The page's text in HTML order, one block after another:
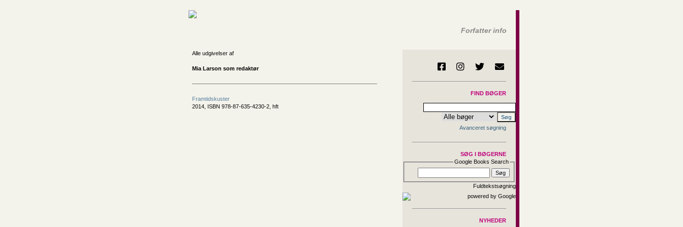
Forfatter info
Alle udgivelser af
Mia Larson som redaktør
Framtidskuster
2014, ISBN 978-87-635-4230-2, hft
FIND BØGER
Avanceret søgning
SØG I BØGERNE
Google Books Search
Fuldtekstsøgning
NYHEDER